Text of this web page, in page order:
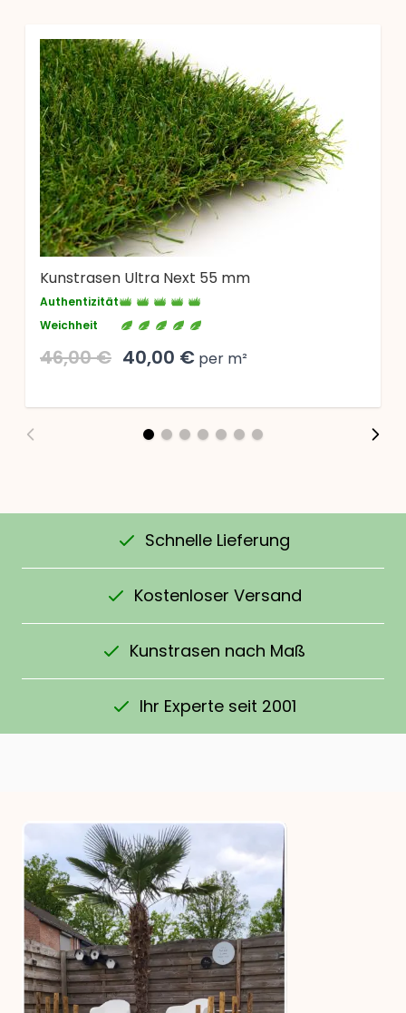
Kunstrasen Ultra Next 55 mm
Authentizität
Weichheit
46,00 € 40,00 € per m²
Schnelle Lieferung
Kostenloser Versand
Kunstrasen nach Maß
Ihr Experte seit 2001